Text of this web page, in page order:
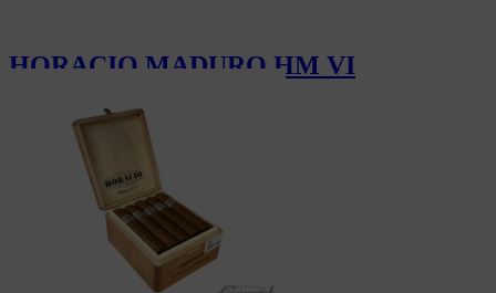
HORACIO MADURO HM VI
198.00 CHF